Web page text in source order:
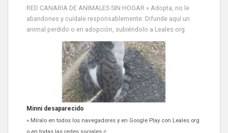
RED CANARIA DE ANIMALES SIN HOGAR » Adopta, no le
abandones y cuídale responsablemente. Difunde aquí un
animal perdido o en adopción, subiéndolo a Leales.org
Siami Perdida
Se llama Siami,es hembra de 4 años,esterilizada con marca de